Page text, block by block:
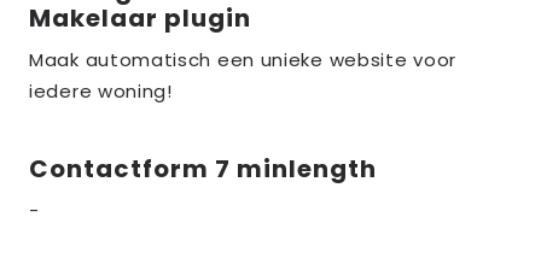
meer
over
the_title;
Makelaar plugin
Maak automatisch een unieke website voor
iedere woning!
Lees
meer
Contactform 7 minlength
-